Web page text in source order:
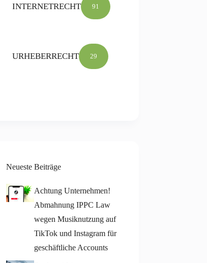
INTERNETRECHT 91
URHEBERRECHT 29
Neueste Beiträge
Achtung Unternehmen!
Abmahnung IPPC Law
wegen Musiknutzung auf
TikTok und Instagram für
geschäftliche Accounts